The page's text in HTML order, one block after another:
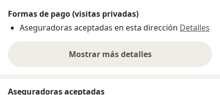
Formas de pago (visitas privadas)
Aseguradoras aceptadas en esta dirección Detalles
Mostrar más detalles
sobre la dirección
Aseguradoras aceptadas